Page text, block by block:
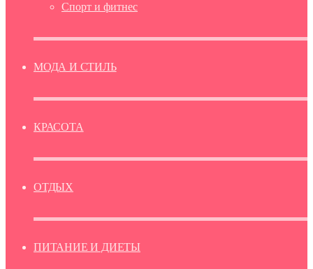
Спорт и фитнес
МОДА И СТИЛЬ
КРАСОТА
ОТДЫХ
ПИТАНИЕ И ДИЕТЫ